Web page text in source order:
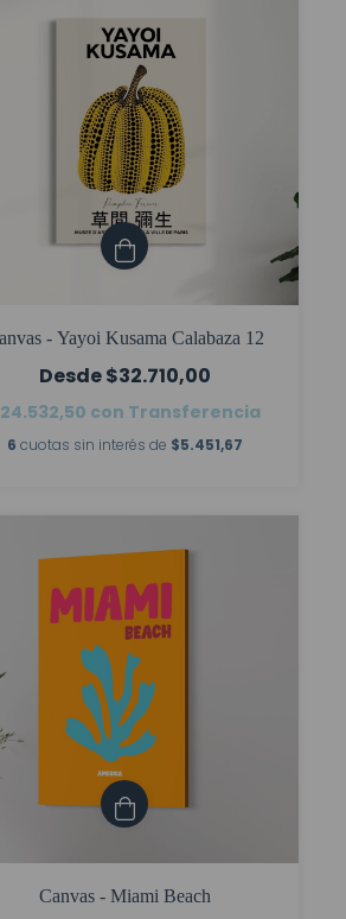
- Yayoi Kusama Calabaza 12
$32.710,00
con Transferencia
6 cuotas sin interés de $5.451,67
Canvas - Miami Beach